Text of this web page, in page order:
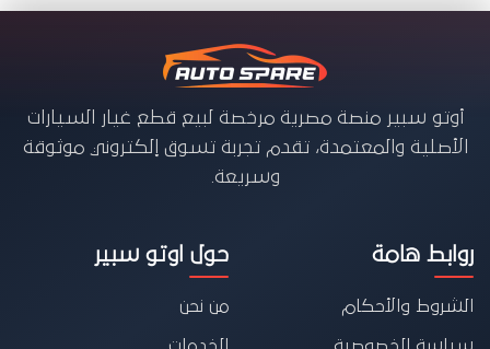
أوتو سبير منصة مصرية مرخصة لبيع قطع غيار السيارات
الأصلية والمعتمدة، تقدم تجربة تسوق إلكتروني موثوقة
وسريعة.
روابط هامة
الشروط والأحكام
حول اوتو سبير
من نحن